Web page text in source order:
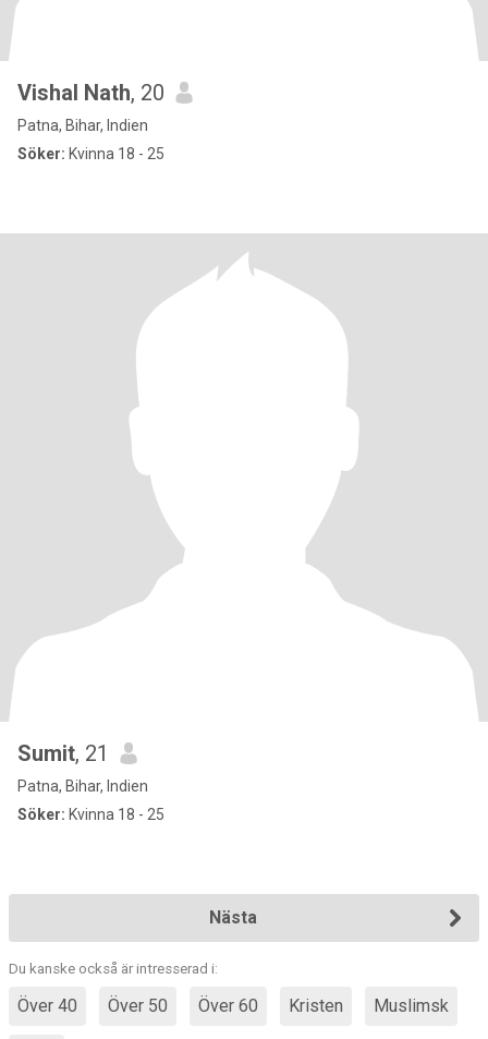
Vishal Nath, 20
Patna, Bihar, Indien
Söker: Kvinna 18 - 25
Sumit, 21
Patna, Bihar, Indien
Söker: Kvinna 18 - 25
Nästa
Du kanske också är intresserad i:
Över 40 Över 50 Över 60 Kristen Muslimsk